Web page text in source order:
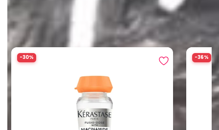
O que outros clientes estão
comprando
-30% -36%